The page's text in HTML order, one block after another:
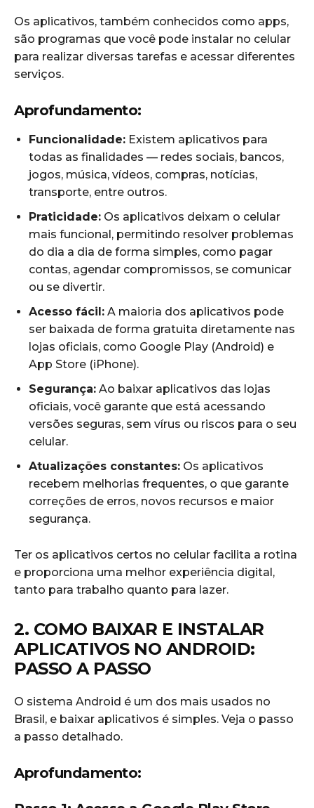
Os aplicativos, também conhecidos como apps,
são programas que você pode instalar no celular
para realizar diversas tarefas e acessar diferentes
serviços.
Aprofundamento:
Funcionalidade: Existem aplicativos para
todas as finalidades — redes sociais, bancos,
jogos, música, vídeos, compras, notícias,
transporte, entre outros.
Praticidade: Os aplicativos deixam o celular
mais funcional, permitindo resolver problemas
do dia a dia de forma simples, como pagar
contas, agendar compromissos, se comunicar
ou se divertir.
Acesso fácil: A maioria dos aplicativos pode
ser baixada de forma gratuita diretamente nas
lojas oficiais, como Google Play (Android) e
App Store (iPhone).
Segurança: Ao baixar aplicativos das lojas
oficiais, você garante que está acessando
versões seguras, sem vírus ou riscos para o seu
celular.
Atualizações constantes: Os aplicativos
recebem melhorias frequentes, o que garante
correções de erros, novos recursos e maior
segurança.
Ter os aplicativos certos no celular facilita a rotina
e proporciona uma melhor experiência digital,
tanto para trabalho quanto para lazer.
2. COMO BAIXAR E INSTALAR
APLICATIVOS NO ANDROID:
PASSO A PASSO
O sistema Android é um dos mais usados no
Brasil, e baixar aplicativos é simples. Veja o passo
a passo detalhado.
Aprofundamento: